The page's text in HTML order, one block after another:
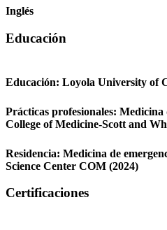
Inglés
Educación
Educación: Loyola University of
Prácticas profesionales: Medicina
College of Medicine-Scott and
Residencia: Medicina de
Science Center COM (2024)
Certificaciones